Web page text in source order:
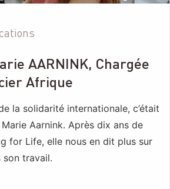
AARNINK, Chargée
Afrique
la solidarité internationale, c’était
Aarnink. Après dix ans de
for Life, elle nous en dit plus sur
son travail.